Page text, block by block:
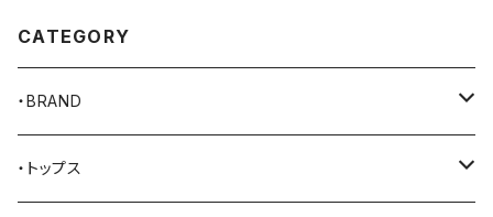
CATEGORY
・BRAND
AKER
・トップス